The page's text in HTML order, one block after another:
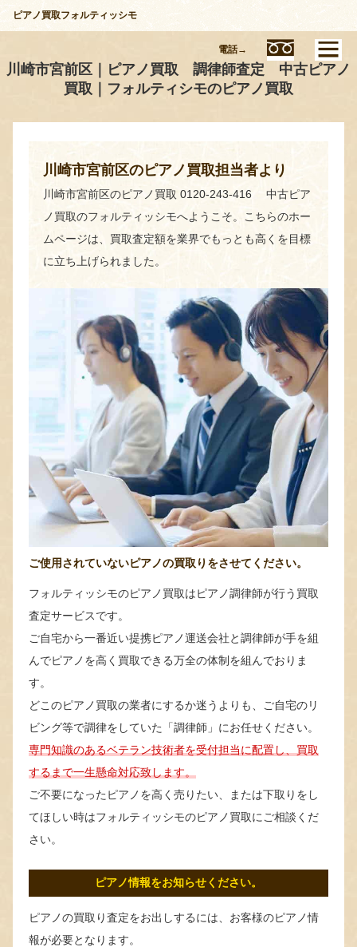
ピアノ買取フォルティッシモ
川崎市宮前区｜ピアノ買取 調律師査定 中古ピアノ
買取｜フォルティシモのピアノ買取
川崎市宮前区のピアノ買取担当者より
川崎市宮前区のピアノ買取 0120-243-416 中古ピア
ノ買取のフォルティッシモへようこそ。こちらのホー
ムページは、買取査定額を業界でもっとも高くを目標
に立ち上げられました。
ご使用されていないピアノの買取りをさせてください。
フォルティッシモのピアノ買取はピアノ調律師が行う買取
査定サービスです。
ご自宅から一番近い提携ピアノ運送会社と調律師が手を組
んでピアノを高く買取できる万全の体制を組んでおりま
す。
どこのピアノ買取の業者にするか迷うよりも、ご自宅のリ
ビング等で調律をしていた「調律師」にお任せください。
専門知識のあるベテラン技術者を受付担当に配置し、買取
するまで一生懸命対応致します。
ご不要になったピアノを高く売りたい、または下取りをし
てほしい時はフォルティッシモのピアノ買取にご相談くだ
さい。
ピアノ情報をお知らせください。
ピアノの買取り査定をお出しするには、お客様のピアノ情
報が必要となります。
電話→